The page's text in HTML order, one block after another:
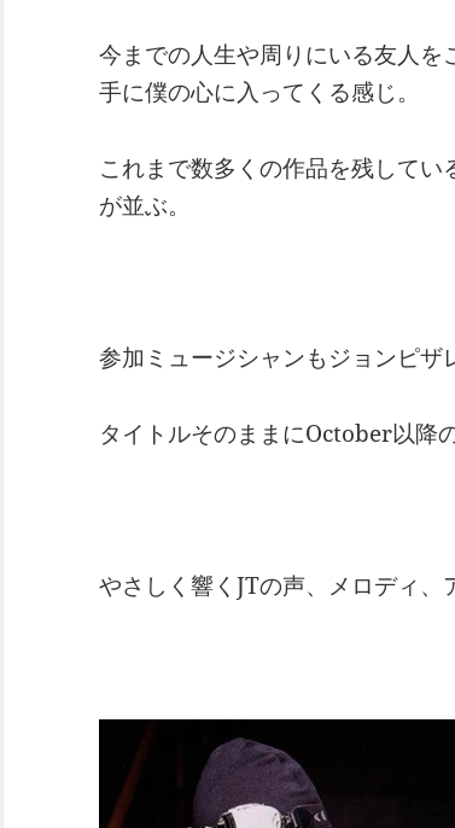
今までの人生や周りにいる友人
手に僕の心に入ってくる感じ。
これまで数多くの作品を残して
が並ぶ。
参加ミュージシャンもジョンピザ
タイトルそのままにOctober以降
やさしく響くJTの声、メロディ、